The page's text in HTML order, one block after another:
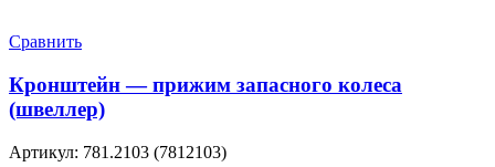
Сравнить
Кронштейн — прижим запасного колеса
(швеллер)
Артикул: 781.2103 (7812103)